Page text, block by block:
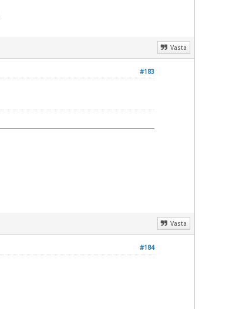
Vasta
#183
Vasta
#184